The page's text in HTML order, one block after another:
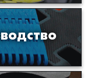
либо
заказчика